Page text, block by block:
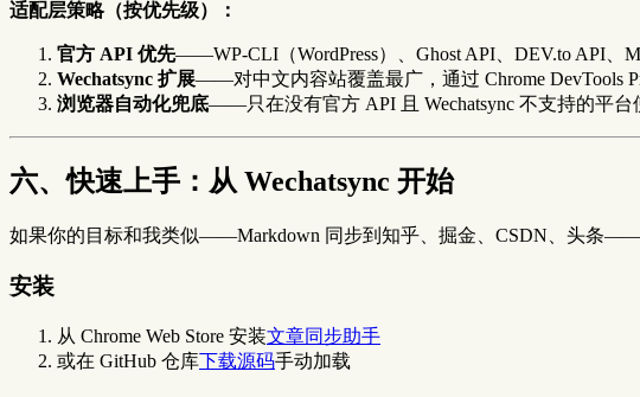
适配层策略（按优先级）：
官方 API 优先——WP-CLI（WordPress）、Ghost API、DEV.to API、
Wechatsync 扩展——对中文内容站覆盖最广，通过 Chrome DevTools
浏览器自动化兜底——只在没有官方 API 且 Wechatsync 不支持的平台
六、快速上手：从 Wechatsync 开始
如果你的目标和我类似——Markdown 同步到知乎、掘金、CSDN、头条
安装
从 Chrome Web Store 安装文章同步助手
或在 GitHub 仓库下载源码手动加载